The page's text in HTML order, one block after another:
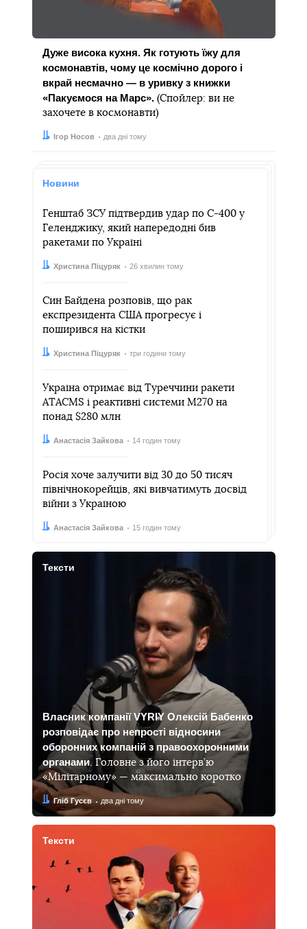
Дуже висока кухня. Як готують їжу для
космонавтів, чому це космічно дорого і
вкрай несмачно — в уривку з книжки
«Пакуємося на Марс». (Спойлер: ви не
захочете в космонавти)
Автор:
Ігор Носов
Дата: два дні тому
Новини
Генштаб ЗСУ підтвердив удар по С-400 у
Геленджику, який напередодні бив
ракетами по Україні
Автор:
Христина Піцуряк
Дата: 26 хвилин тому
Син Байдена розповів, що рак
експрезидента CША прогресує і
поширився на кістки
Автор:
Христина Піцуряк
Дата: три години тому
Україна отримає від Туреччини ракети
ATACMS і реактивні системи M270 на
понад $280 млн
Автор:Анастасія Зайкова
Дата: 14 годин тому
Росія хоче залучити від 30 до 50 тисяч
північнокорейців, які вивчатимуть досвід
війни з Україною
Автор:Анастасія Зайкова
Дата: 15 годин тому
Тексти
Власник компанії VYRIY Олексій Бабенко
розповідає про непрості відносини
оборонних компаній з правоохоронними
органами. Головне з його інтерв’ю
«Мілітарному» — максимально коротко
Автор:Гліб Гусєв
Дата: два дні тому
Тексти